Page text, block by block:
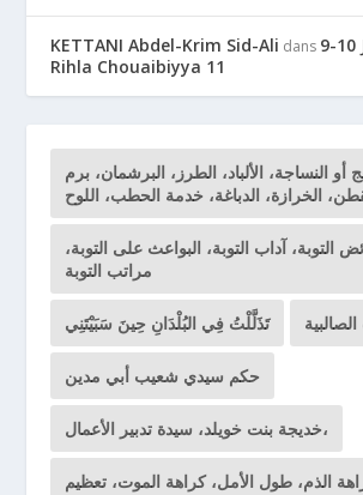
KETTANI Abdel-Krim Sid-Ali dans 9-10
Rihla Chouaibiyya 11
أو النساجة، الألباد، الطرز، البرشمان، برم
الخرازة، الدباغة، خدمة الحطب، اللوح
التوبة، آداب التوبة، البواعث على التوبة،
مراتب التوبة
تَذَلَّلْتُ فِي البُلْدَانِ حِينَ سَبَيْتَنِي
حكم سيدي شعيب أبي مدين
خديجة بنت خويلد، سيدة تدبير الأعمال،
الذم، طول الأمل، كراهة الموت، تعظيم